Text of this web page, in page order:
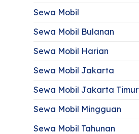
Sewa Mobil
Sewa Mobil Bulanan
Sewa Mobil Harian
Sewa Mobil Jakarta
Sewa Mobil Jakarta Timur
Sewa Mobil Mingguan
Sewa Mobil Tahunan